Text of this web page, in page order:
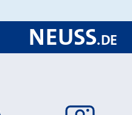
NEUSS.DE